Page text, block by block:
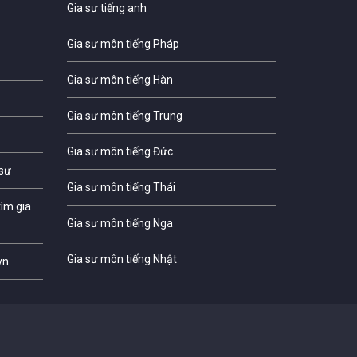
gia
Gia sư tiếng anh
Gia sư môn tiếng Pháp
Gia sư môn tiếng Hàn
Gia sư môn tiếng Trung
Gia sư môn tiếng Đức
Gia sư môn tiếng Thái
Gia sư môn tiếng Nga
Gia sư môn tiếng Nhật